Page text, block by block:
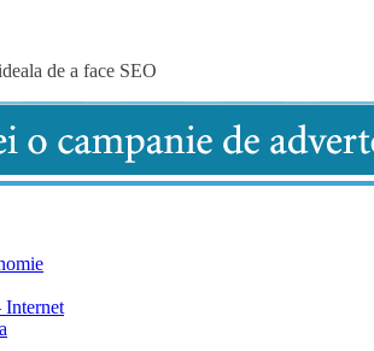
de a face SEO
Internet